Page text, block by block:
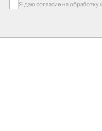
Я даю согласие на обработку